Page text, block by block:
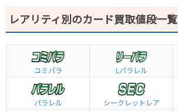
レアリティ別のカード買取値段一覧
コミパラ Lパラレル
パラレル シークレットレア